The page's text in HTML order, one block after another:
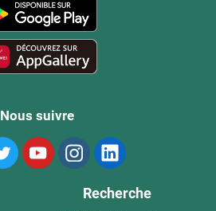
Nous suivre
Recherche